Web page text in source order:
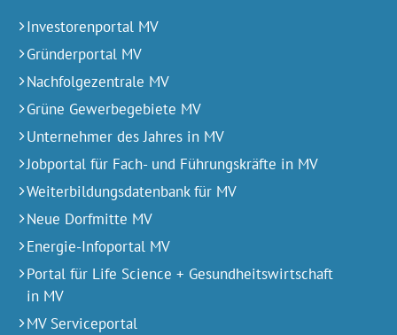
Investorenportal MV
Gründerportal MV
Nachfolgezentrale MV
Grüne Gewerbegebiete MV
Unternehmer des Jahres in MV
Jobportal für Fach- und Führungskräfte in MV
Weiterbildungsdatenbank für MV
Neue Dorfmitte MV
Energie-Infoportal MV
Portal für Life Science + Gesundheitswirtschaft
in MV
MV Serviceportal